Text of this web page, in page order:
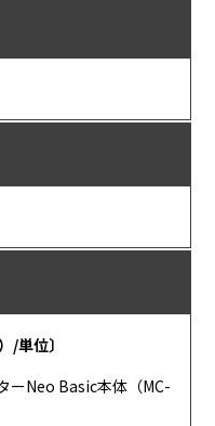
/単位〕
ーNeo Basic本体（MC-